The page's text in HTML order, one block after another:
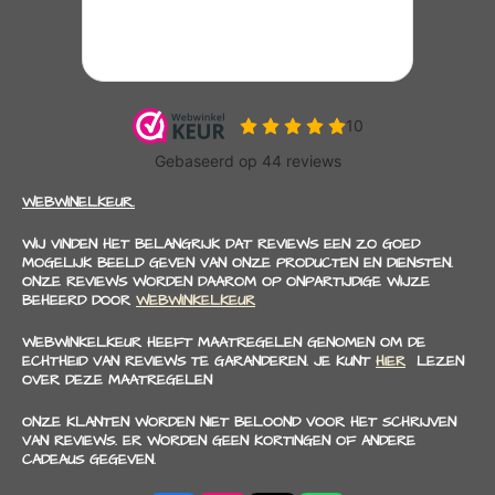
WEBWINELKEUR.
WIJ VINDEN HET BELANGRIJK DAT REVIEWS EEN ZO GOED
MOGELIJK BEELD GEVEN VAN ONZE PRODUCTEN EN DIENSTEN.
ONZE REVIEWS WORDEN DAAROM OP ONPARTIJDIGE WIJZE
BEHEERD DOOR WEBWINKELKEUR
WEBWINKELKEUR HEEFT MAATREGELEN GENOMEN OM DE
ECHTHEID VAN REVIEWS TE GARANDEREN. JE KUNT HIER LEZEN
OVER DEZE MAATREGELEN
ONZE KLANTEN WORDEN NIET BELOOND VOOR HET SCHRIJVEN
VAN REVIEWS. ER WORDEN GEEN KORTINGEN OF ANDERE
CADEAUS GEGEVEN.